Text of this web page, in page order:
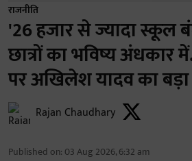
राजनीति
'26 हजार से ज्यादा स्कूल
छात्रों का भविष्य अंधकार
पर अखिलेश यादव का
Rajan Chaudhary
Published on: 03 Aug 2026, 6:32 am